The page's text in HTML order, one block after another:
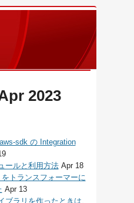
2023
sdk の Integration
ールと利用方法 Apr 18
トランスフォーマーに
Apr 13
ラリを作ったときは、